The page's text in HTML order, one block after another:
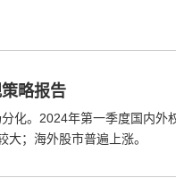
略报告
化。2024年第一季度国内外
；海外股市普遍上涨。